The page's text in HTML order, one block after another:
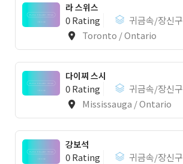
라 스위스
0 Rating
귀금속/장신구
Toronto / Ontario
다이찌 스시
0 Rating
귀금속/장신구
Mississauga / Ontario
강보석
0 Rating
귀금속/장신구